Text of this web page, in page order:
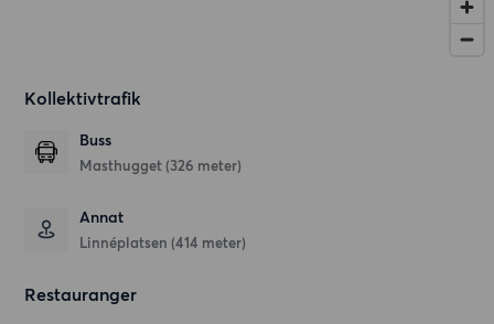
Kollektivtrafik
Buss
Masthugget (326 meter)
Annat
Linnéplatsen (414 meter)
Restauranger